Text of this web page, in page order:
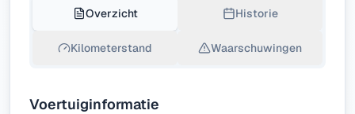
Overzicht Historie
Kilometerstand Waarschuwingen
Voertuiginformatie